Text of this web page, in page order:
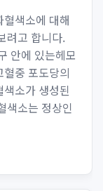
색소에 대해
려고 합니다.
안에 있는헤모
중 포도당의
소가 생성된
색소는 정상인